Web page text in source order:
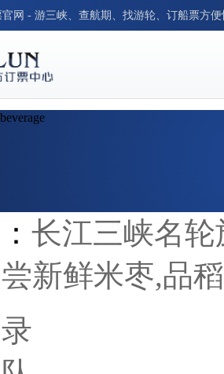
网 - 游三峡、查航期、找游轮、订船票方
长江三峡名
尝新鲜米枣,品